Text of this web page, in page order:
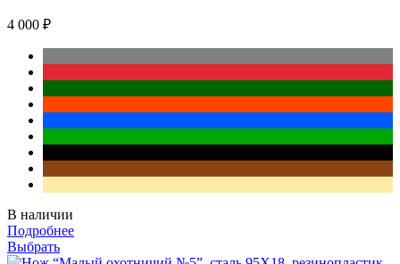
4 000 ₽
В наличии
Подробнее
Выбрать